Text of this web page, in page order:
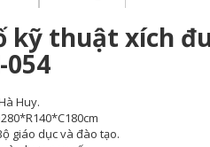
kỹ thuật xích
Huy.
giáo dục và đào tạo.